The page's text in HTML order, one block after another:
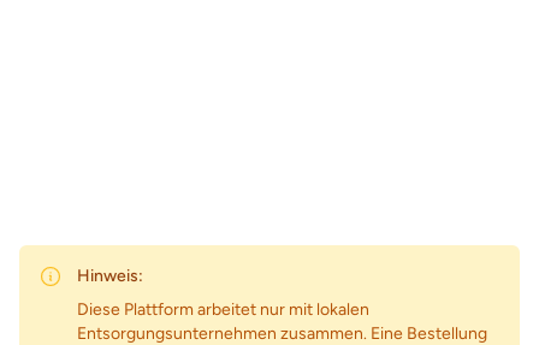
Hinweis:
Diese Plattform arbeitet nur mit lokalen
Entsorgungsunternehmen zusammen. Eine Bestellung